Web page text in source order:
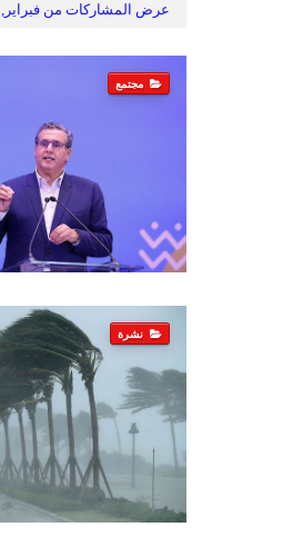
عرض المشاركات من فبراير, 2023
مجتمع
نشرة